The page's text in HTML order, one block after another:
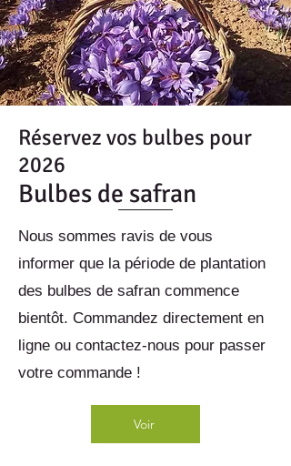
Réservez vos bulbes pour
2026
Bulbes de safran
Nous sommes ravis de vous
informer que la période de plantation
des bulbes de safran commence
bientôt. Commandez directement en
ligne ou contactez-nous pour passer
votre commande !
Voir